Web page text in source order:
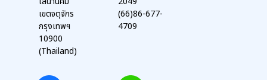
เขตจตุจักร
กรุงเทพฯ
10900
(Thailand)
(66)86-677-
4709